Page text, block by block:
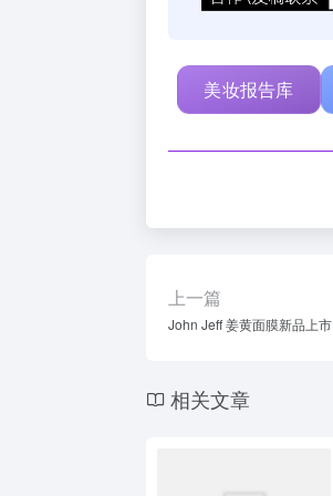
美妆报告库
上一篇
John Jeff 姜黄面膜新品上市
相关文章